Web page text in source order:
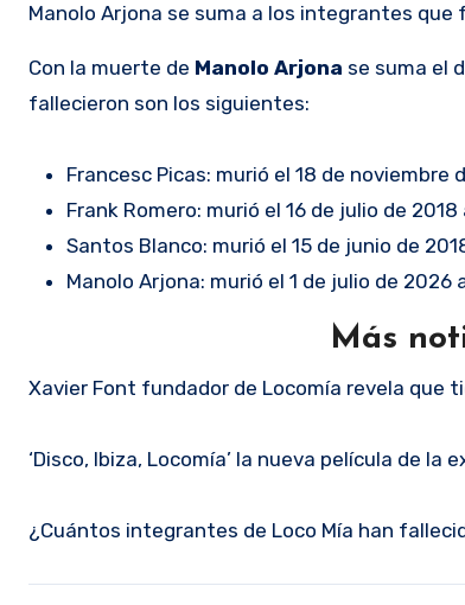
Manolo Arjona se suma a los integrantes que
Con la muerte de Manolo Arjona se suma el
fallecieron son los siguientes:
Francesc Picas: murió el 18 de noviembre
Frank Romero: murió el 16 de julio de
Santos Blanco: murió el 15 de junio de
Manolo Arjona: murió el 1 de julio de 2026
Más
Xavier Font fundador de Locomía revela que
‘Disco, Ibiza, Locomía’ la nueva película de la
¿Cuántos integrantes de Loco Mía han